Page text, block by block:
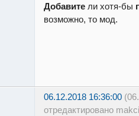
Добавите ли хотя-бы
возможно, то мод.
06.12.2018 16:36:00
отредактировано